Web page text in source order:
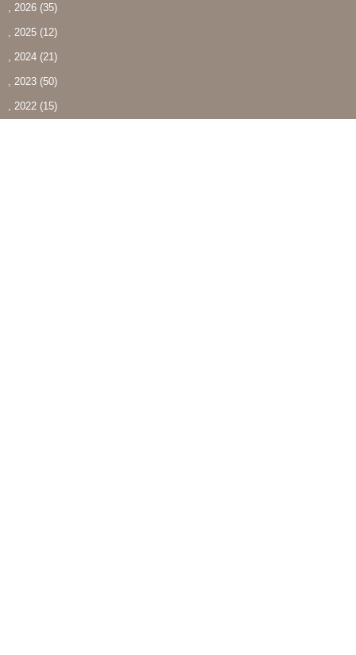
, 2026 (35)
, 2025 (12)
, 2024 (21)
, 2023 (50)
, 2022 (15)